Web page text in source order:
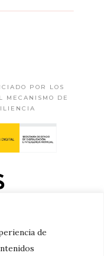
de
POR LOS
MECANISMO DE